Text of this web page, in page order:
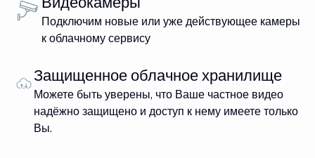
Подключим новые или уже действующее камеры
к облачному сервису
Защищенное облачное хранилище
Можете быть уверены, что Ваше частное видео
надёжно защищено и доступ к нему имеете только
Вы.